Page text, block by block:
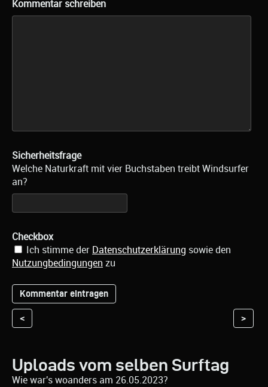
Kommentar schreiben
Sicherheitsfrage
Welche Naturkraft mit vier Buchstaben treibt Windsurfer
an?
Checkbox
Ich stimme der Datenschutzerklärung sowie den
Nutzungbedingungen zu
< >
Uploads vom selben Surftag
Wie war's woanders am 26.05.2023?